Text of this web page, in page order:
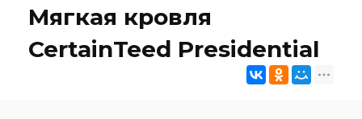
Мягкая кровля
CertainTeed Presidential